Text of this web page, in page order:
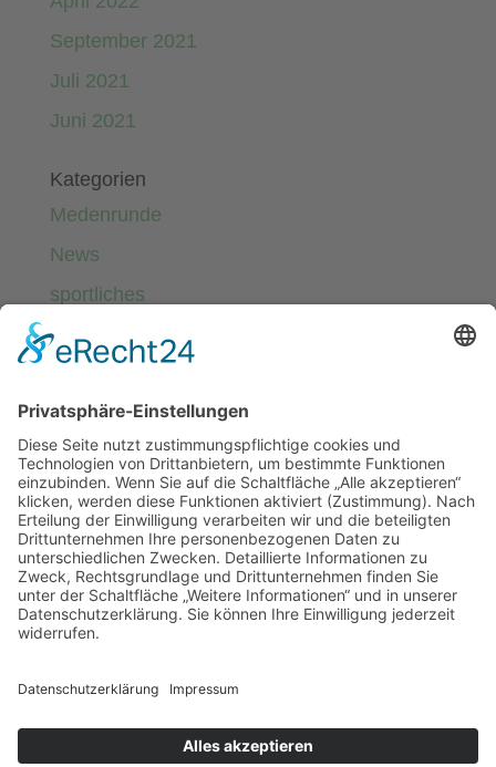
September 2021
Juli 2021
Juni 2021
Kategorien
Medenrunde
News
sportliches
Startseite
Verein Allgemein
Meta
Anmelden
Eintrags-Feed
Kommentar-Feed
WordPress.org
Design by TC-Kirrweiler | Powered by